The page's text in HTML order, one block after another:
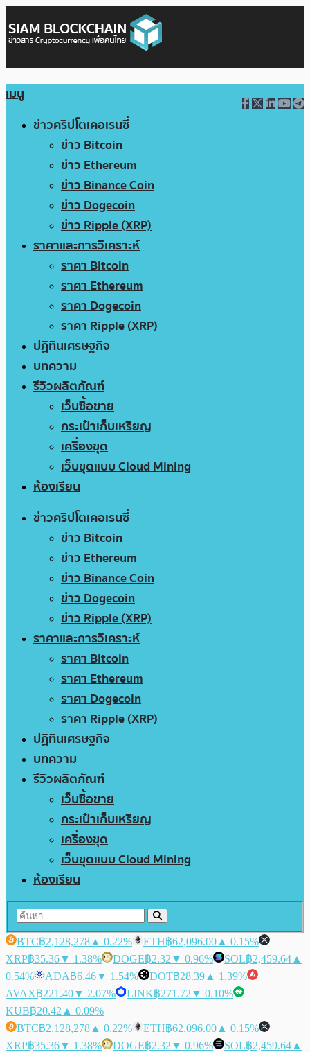
เมนู
ข่าวคริปโตเคอเรนซี่
ข่าว Bitcoin
ข่าว Ethereum
ข่าว Binance Coin
ข่าว Dogecoin
ข่าว Ripple (XRP)
ราคาและการวิเคราะห์
ราคา Bitcoin
ราคา Ethereum
ราคา Dogecoin
ราคา Ripple (XRP)
ปฏิทินเศรษฐกิจ
บทความ
รีวิวผลิตภัณฑ์
เว็บซื้อขาย
กระเป๋าเก็บเหรียญ
เครื่องขุด
เว็บขุดแบบ Cloud Mining
ห้องเรียน
ข่าวคริปโตเคอเรนซี่
ข่าว Bitcoin
ข่าว Ethereum
ข่าว Binance Coin
ข่าว Dogecoin
ข่าว Ripple (XRP)
ราคาและการวิเคราะห์
ราคา Bitcoin
ราคา Ethereum
ราคา Dogecoin
ราคา Ripple (XRP)
ปฏิทินเศรษฐกิจ
บทความ
รีวิวผลิตภัณฑ์
เว็บซื้อขาย
กระเป๋าเก็บเหรียญ
เครื่องขุด
เว็บขุดแบบ Cloud Mining
ห้องเรียน
BTC฿2,128,278 ▲ 0.22% ETH฿62,096.00 ▲ 0.15%
XRP฿35.36▼ 1.38% DOGE฿2.32 ▼ 0.96% SOL฿2,459.64 ▲
0.54%
ADA฿6.46▼ 1.54% DOT฿28.39 ▲ 1.39%
AVAX฿221.40▼ 2.07% LINK฿271.72 ▼ 0.10%
KUB฿20.42 ▲ 0.09%
BTC฿2,128,278 ▲ 0.22% ETH฿62,096.00 ▲ 0.15%
XRP฿35.36▼ 1.38% DOGE฿2.32 ▼ 0.96% SOL฿2,459.64 ▲